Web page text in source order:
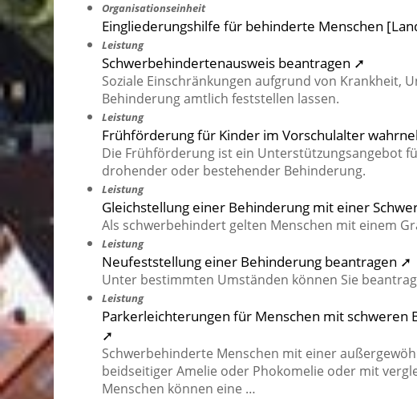
Organisationseinheit
Eingliederungshilfe für behinderte Menschen
Leistung
Schwerbehindertenausweis beantragen ➚
Soziale Einschränkungen aufgrund von Krankheit,
Behinderung amtlich feststellen lassen.
Leistung
Frühförderung für Kinder im Vorschulalter
Die Frühförderung ist ein Unterstützungsangebot
drohender oder bestehender Behinderung.
Leistung
Gleichstellung einer Behinderung mit einer
Als schwerbehindert gelten Menschen mit einem
Leistung
Neufeststellung einer Behinderung beantragen ➚
Unter bestimmten Umständen können Sie
Leistung
Parkerleichterungen für Menschen mit schweren
➚
Schwerbehinderte Menschen mit einer
beidseitiger Amelie oder Phokomelie oder mit
Menschen können eine …